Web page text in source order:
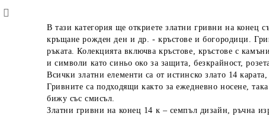
В тази категория ще откриетезлатни гривни на конец
кръщане рожден ден и др. - кръстове и богородици.
ръката. Колекцията включвакръстове, кръстове с
и символи катосиньо око за защита, безкрайност,
Всички златни елементи са отистинско злато 14 карата,
Гривните са подходящи както за ежедневно носене,
бижу със смисъл.
Златни гривни на конец 14 к – семпъл дизайн, ръчна